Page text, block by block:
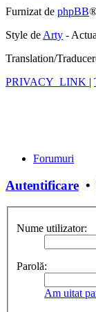
Furnizat de phpBB
Style de Arty -
Translation/
PRIVACY_LINK |
Forumuri
Autentificare •
Nume utilizator:
Parolă:
Am uitat